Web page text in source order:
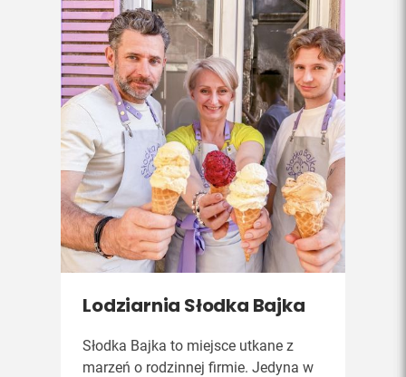
Kontakt
Lodziarnia Słodka Bajka
Słodka Bajka to miejsce utkane z
marzeń o rodzinnej firmie. Jedyna w